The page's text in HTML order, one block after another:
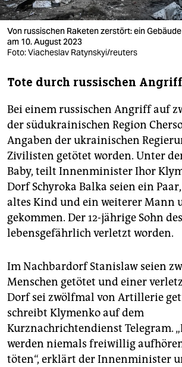
verlag
veranstaltungen
shop
fragen & hilfe
abo
genossenschaft
epaper login
Von russischen Raketen zerstört: ein
am 10. August 2023
Foto: Viacheslav Ratynskyi/reuters
Tote durch russischen
Bei einem russischen Angriff auf
der südukrainischen Region
Angaben der ukrainischen
Zivilisten getötet worden. Unter
Baby, teilt Innenminister Ihor
Dorf Schyroka Balka seien ein
altes Kind und ein weiterer Mann
gekommen. Der 12-jährige Sohn
lebensgefährlich verletzt worden.
Im Nachbardorf Stanislaw seien
Menschen getötet und einer
Dorf sei zwölfmal von Artillerie
schreibt Klymenko auf dem
Kurznachrichtendienst Telegram.
werden niemals freiwillig
töten“, erklärt der Innenminister